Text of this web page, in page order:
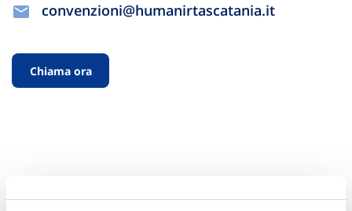
convenzioni@humanirtascatania.it
Chiama ora